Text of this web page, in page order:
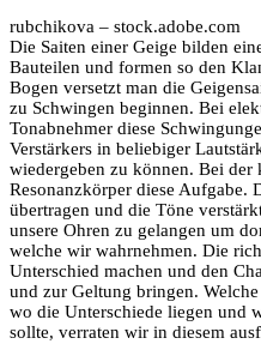
rubchikova – stock.adobe.com
Die Saiten einer Geige bilden
Bauteilen und formen so den
Bogen versetzt man die
zu Schwingen beginnen. Bei
Tonabnehmer diese
Verstärkers in beliebiger
wiedergeben zu können. Bei
Resonanzkörper diese Aufgabe.
übertragen und die Töne
unsere Ohren zu gelangen um
welche wir wahrnehmen. Die
Unterschied machen und den
und zur Geltung bringen.
wo die Unterschiede liegen und
sollte, verraten wir in diesem